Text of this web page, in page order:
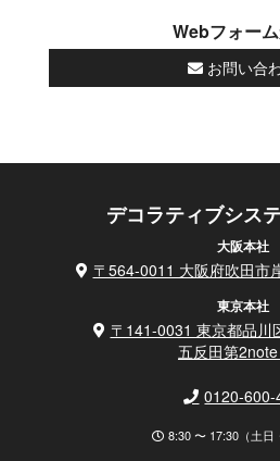
Webフォー
お問い合
デコラティブシス
大阪本社
〒564-0011 大阪府吹田市
東京本社
〒141-0031 東京都品川
五反田第
0120-600-
8:30 〜 17:30（土日